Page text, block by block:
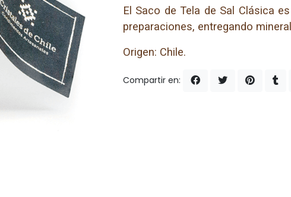
El Saco de Tela de Sal Clásica
preparaciones, entregando
Origen: Chile.
Compartir en: